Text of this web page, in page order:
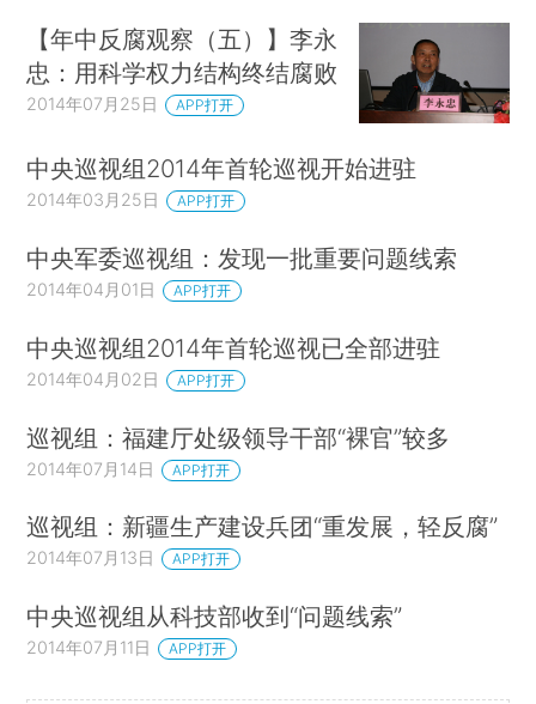
【年中反腐观察（五）】李永
忠：用科学权力结构终结腐败
2014年07月25日 APP打开
中央巡视组2014年首轮巡视开始进驻
2014年03月25日 APP打开
中央军委巡视组：发现一批重要问题线索
2014年04月01日 APP打开
中央巡视组2014年首轮巡视已全部进驻
2014年04月02日 APP打开
巡视组：福建厅处级领导干部“裸官”较多
2014年07月14日 APP打开
巡视组：新疆生产建设兵团“重发展，轻反腐”
2014年07月13日 APP打开
中央巡视组从科技部收到“问题线索”
2014年07月11日 APP打开